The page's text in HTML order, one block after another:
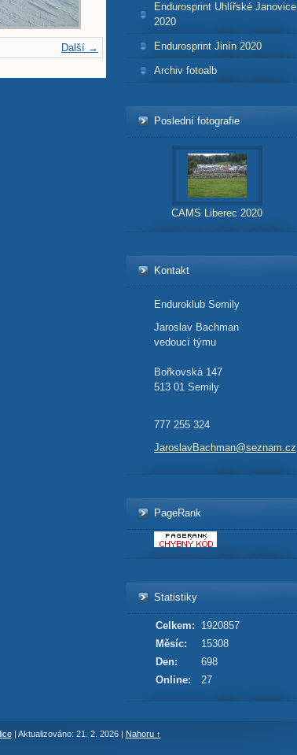
Další →
Endurosprint Uhlířské Janovice
2020
Endurosprint Jinín 2020
Archiv fotoalb
Poslední fotografie
CAMS Liberec 2020
Kontakt
Enduroklub Semily
Jaroslav Bachman
vedoucí týmu
Bořkovská 147
513 01 Semily
777 255 324
JaroslavBachman@seznam.cz
PageRank
Statistiky
Online: 27
Celkem:
1920857
Měsíc:
15308
Den:
698
| Aktualizováno: 21. 2. 2026| Nahoru ↑